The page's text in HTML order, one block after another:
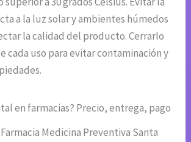
a la luz solar y ambientes húmedos
la calidad del producto. Cerrarlo
cada uso para evitar contaminación y
en farmacias? Precio, entrega, pago
Medicina Preventiva Santa